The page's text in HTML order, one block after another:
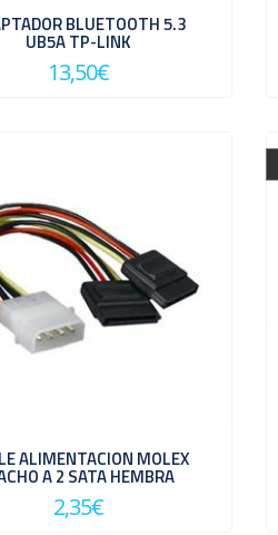
BLUETOOTH 5.3
UB5A TP-LINK
13,50€
ALIMENTACION MOLEX
A 2 SATA HEMBRA
2,35€